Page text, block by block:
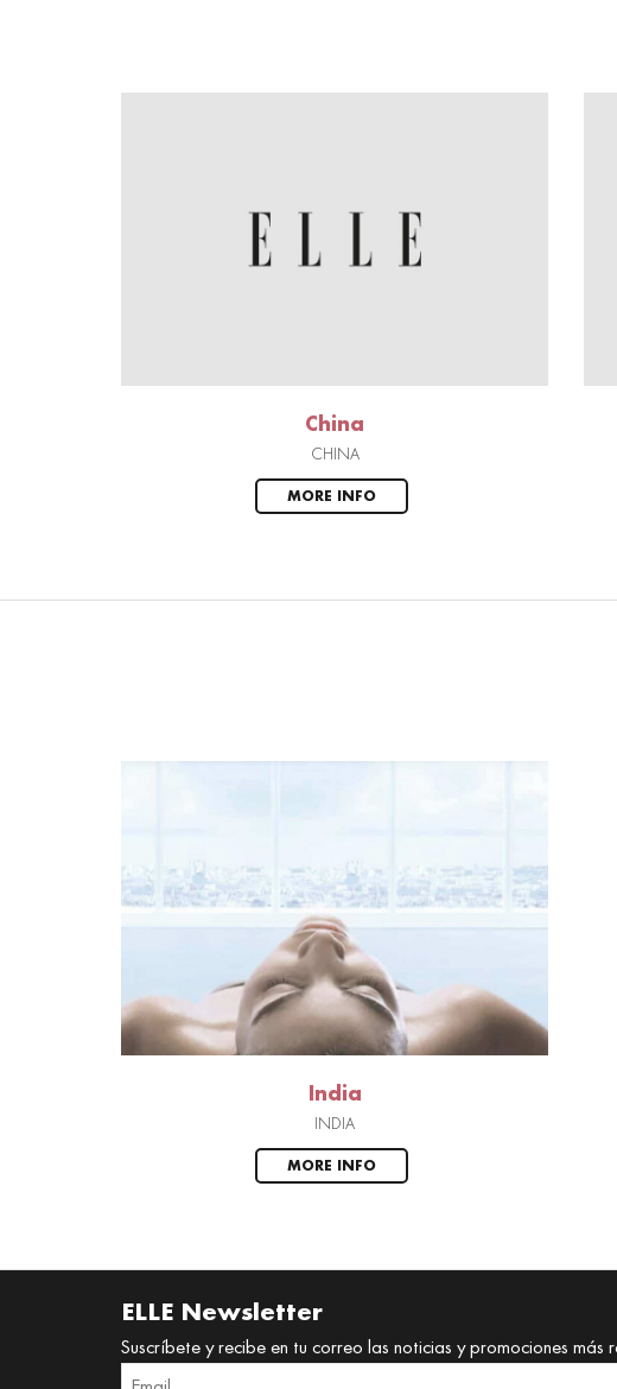
China
CHINA
MORE INFO
India
INDIA
MORE INFO
ELLE Newsletter
Suscríbete y recibe en tu correo las noticias y promociones más